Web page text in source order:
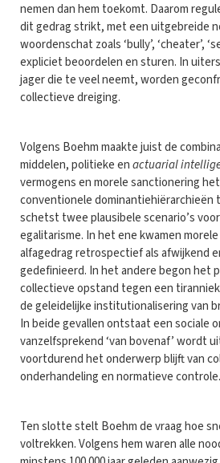
nemen dan hem toekomt. Daarom
dit gedrag strikt, met een uitgebreide
woordenschat zoals ‘bully’, ‘cheater’,
expliciet beoordelen en sturen. In
jager die te veel neemt, worden
collectieve dreiging.
Volgens Boehm maakte juist de
middelen, politieke enactuarial
vermogens en morele sanctionering
conventionele dominantiehiërarchieën
schetst twee plausibele scenario’s
egalitarisme. In het ene kwamen
alfagedrag retrospectief als afwijkend
gedefinieerd. In het andere begon het
collectieve opstand tegen een
de geleidelijke institutionalisering van
In beide gevallen ontstaat een sociale
vanzelfsprekend ‘van bovenaf’ wordt
voortdurend het onderwerp blijft van
onderhandeling en normatieve controle.
Ten slotte stelt Boehm de vraag hoe
voltrekken. Volgens hem waren alle